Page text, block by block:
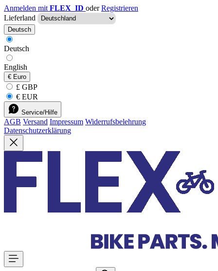
Anmelden mit FLEX_ID oder Registrieren
Lieferland
Deutsch
Deutsch
English
€ Euro
£ GBP
€ EUR
Service/Hilfe
AGB Versand Impressum Widerrufsbelehrung
Datenschutzerklärung